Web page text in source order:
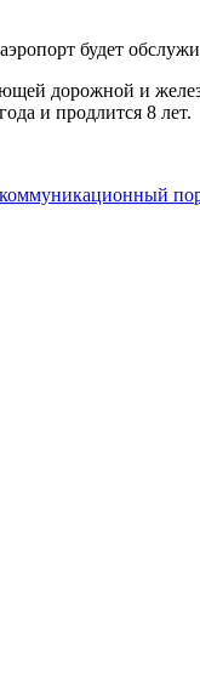
будет
дорожной и
и продлится 8 лет.